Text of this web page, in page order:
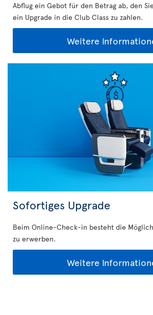
Abflug ein Gebot für den Betrag ab, den
ein Upgrade in die Club Class zu zahlen.
Weitere
Sofortiges Upgrade
Beim Online-Check-in besteht die
zu erwerben.
Weitere